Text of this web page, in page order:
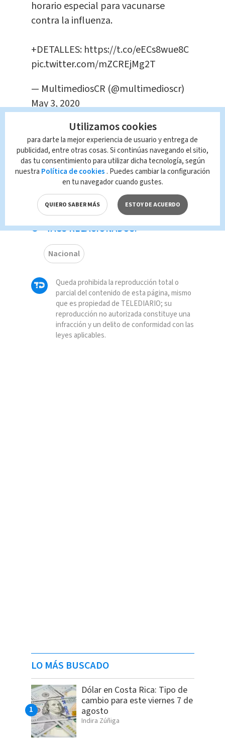
horario especial para vacunarse
contra la influenza.
+DETALLES: https://t.co/eECs8wue8C
pic.twitter.com/mZCREjMg2T
— MultimediosCR (@multimedioscr)
May 3, 2020
739 casos
confirmados por
COVID-19: en 62
cantones de las
siete provincias
Nacional Javier Mota
TAGS RELACIONADOS:
Nacional
Queda prohibida la reproducción total o
parcial del contenido de esta página, mismo
que es propiedad de TELEDIARIO; su
reproducción no autorizada constituye una
infracción y un delito de conformidad con las
leyes aplicables.
LO MÁS BUSCADO
Dólar en Costa Rica: Tipo de
cambio para este viernes 7 de
agosto
Indira Zúñiga
Utilizamos cookies
para darte la mejor experiencia de usuario y entrega de
publicidad, entre otras cosas. Si continúas navegando el sitio,
das tu consentimiento para utilizar dicha tecnología, según
nuestra Política de cookies . Puedes cambiar la configuración
en tu navegador cuando gustes.
QUIERO SABER MÁS ESTOY DE ACUERDO